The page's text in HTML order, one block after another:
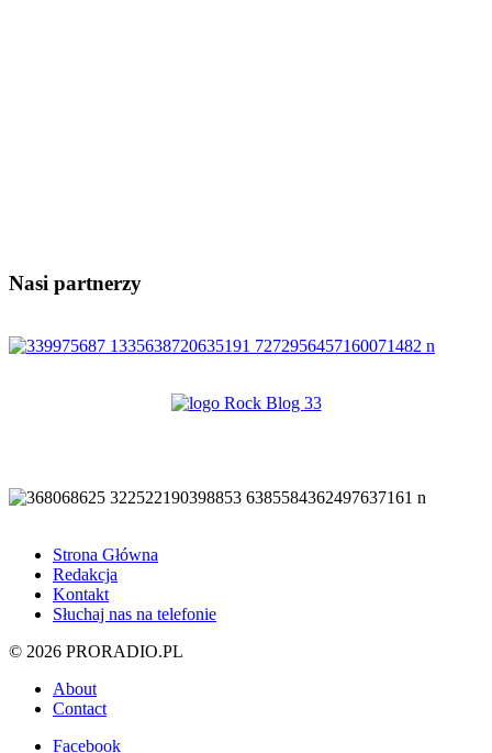
Nasi partnerzy
Strona Główna
Redakcja
Kontakt
Słuchaj nas na telefonie
© 2026 PRORADIO.PL
About
Contact
Facebook